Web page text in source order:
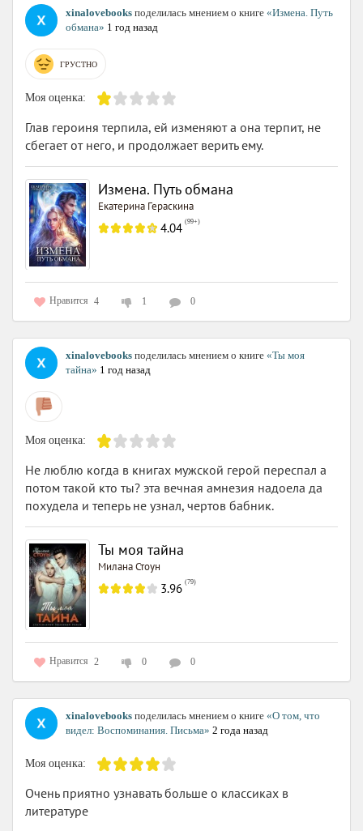
xinalovebooks поделилась мнением о книге «Измена. Путь
обмана» 1 год назад
ГРУСТНО
Моя оценка:
Глав героиня терпила, ей изменяют а она терпит, не
сбегает от него, и продолжает верить ему.
Измена. Путь обмана
Екатерина Гераскина
4.04 (99+)
Нравится 4 1 0
xinalovebooks поделилась мнением о книге «Ты моя
тайна» 1 год назад
Моя оценка:
Не люблю когда в книгах мужской герой переспал а
потом такой кто ты? эта вечная амнезия надоела да
похудела и теперь не узнал, чертов бабник.
Ты моя тайна
Милана Стоун
3.96 (79)
Нравится 2 0 0
xinalovebooks поделилась мнением о книге «О том, что
видел: Воспоминания. Письма» 2 года назад
Моя оценка:
Очень приятно узнавать больше о классиках в
литературе